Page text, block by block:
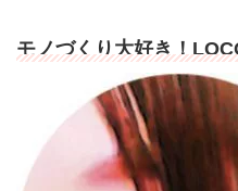
モノづくり大好き！